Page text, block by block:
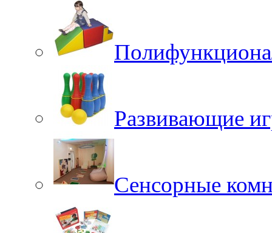
Развивающие
Сенсорные